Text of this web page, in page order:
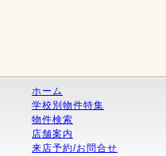
ホーム
学校別物件特集
物件検索
店舗案内
来店予約/お問合せ